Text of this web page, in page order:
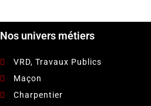
Nos univers métiers
VRD, Travaux Publics
Maçon
Charpentier